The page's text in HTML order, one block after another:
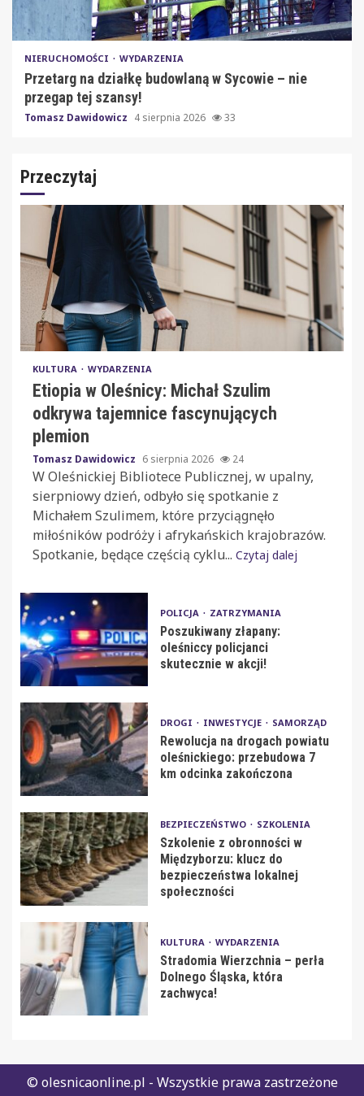
NIERUCHOMOŚCI WYDARZENIA
Przetarg na działkę budowlaną w Sycowie – nie
przegap tej szansy!
Tomasz Dawidowicz 4 sierpnia 2026 33
Przeczytaj
KULTURA WYDARZENIA
Etiopia w Oleśnicy: Michał Szulim
odkrywa tajemnice fascynujących
plemion
Tomasz Dawidowicz 6 sierpnia 2026 24
W Oleśnickiej Bibliotece Publicznej, w upalny,
sierpniowy dzień, odbyło się spotkanie z
Michałem Szulimem, które przyciągnęło
miłośników podróży i afrykańskich krajobrazów.
Spotkanie, będące częścią cyklu... Czytaj dalej
POLICJA ZATRZYMANIA
Poszukiwany złapany:
oleśniccy policjanci
skutecznie w akcji!
DROGI INWESTYCJE SAMORZĄD
Rewolucja na drogach powiatu
oleśnickiego: przebudowa 7
km odcinka zakończona
BEZPIECZEŃSTWO SZKOLENIA
Szkolenie z obronności w
Międzyborzu: klucz do
bezpieczeństwa lokalnej
społeczności
KULTURA WYDARZENIA
Stradomia Wierzchnia – perła
Dolnego Śląska, która
zachwyca!
© olesnicaonline.pl - Wszystkie prawa zastrzeżone